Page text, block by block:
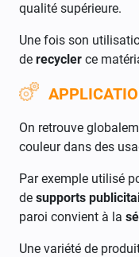
qualité supérieure.
Une fois son
de recycler ce
On retrouve
couleur dans des
Par exemple utilisé
de supports
paroi convient à la
Une variété de